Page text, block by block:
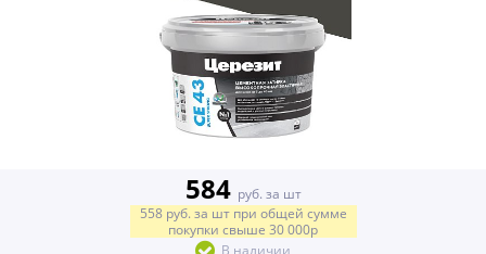
584 руб. за шт
558 руб. за шт при общей сумме
покупки свыше 30 000р
В наличии